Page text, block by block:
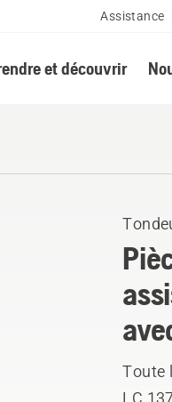
Assistance
et découvrir
Toute
LC